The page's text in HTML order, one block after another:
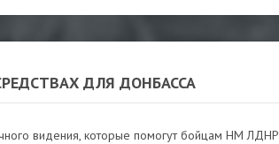
ДЛЯ ДОНБАССА
видения, которые помогут бойцам НМ ЛДНР